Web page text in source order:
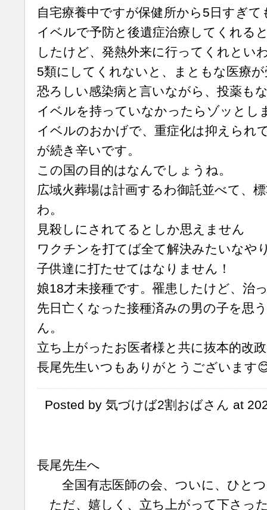
自宅療養中ですが保健所から5日すぎ
イベルで予防と後遺症治療してくれる
したけど、発熱外来に行ってくれとい
5類にしてくれないと、まともな医療
恐ろしい感染病と言いながら、投薬も
イベルを持っていなかったらゾッとし
イベルのおかげで、重症化は抑えられ
が続き辛いです。
この国の目的はなんでしょうね。
広域火葬場は計画するわ御託並べて、
わ。
見殺しにされてるとしか思えません
ワクチンを打てば全て解決みたいなや
子供達に打たせてはなりません！
娘18才未接種です。罹患したけど、治
先日亡くなった接種済みの男の子を思
ん。
立ち上がったお医者様と共に抜本的改
長尾先生いつもありがとうございます
Posted by 気づけば2割おばさん at
長尾先生へ
全国有志医師の会、ついに、ひとつ
ただ、嬉しく、立ち上がって下さっ